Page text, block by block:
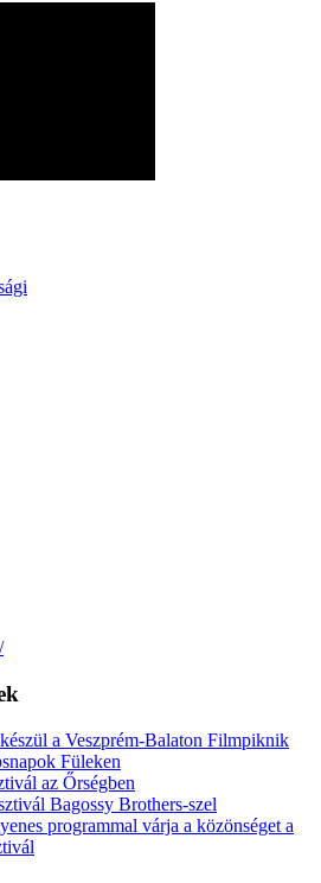
a Veszprém-Balaton Filmpiknik
Füleken
az Őrségben
Bagossy Brothers-szel
programmal várja a közönséget a